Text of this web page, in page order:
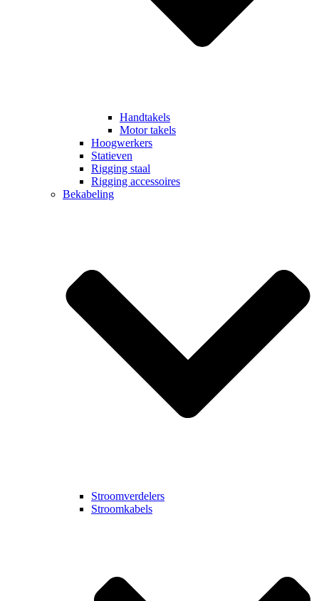
Handtakels
Motor takels
Hoogwerkers
Statieven
Rigging staal
Rigging accessoires
Bekabeling
Stroomverdelers
Stroomkabels